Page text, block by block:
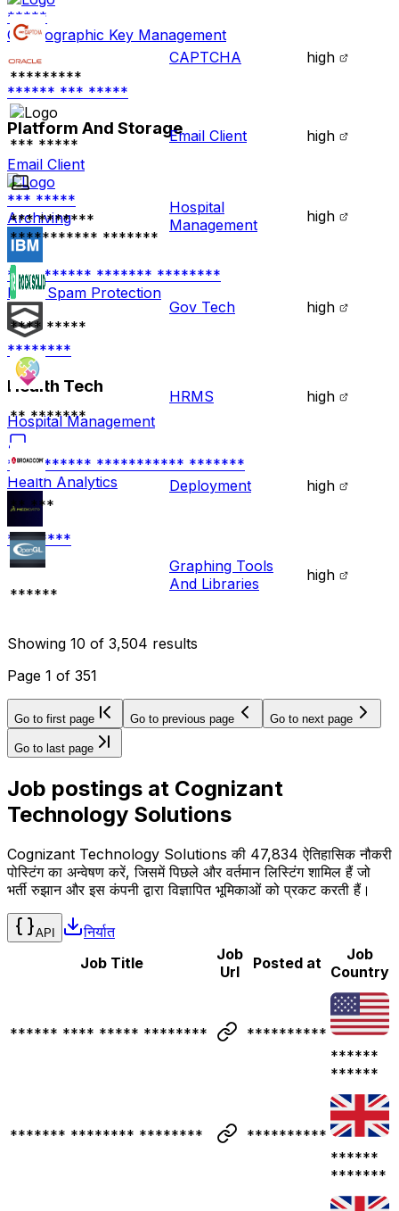
*****
Cryptographic Key Management
****** *** *****
Platform And Storage
Email Client
*** *****
Archiving
*** ******* ******* ********
Email Spam Protection
********
Health Tech
Hospital Management
*** ******* *********** *******
Health Analytics
********
*********
CAPTCHA high
*** ***** Email Client high
*** *******
*********** *******
Hospital
Management
high
**** *****
Gov Tech high
** *******
HRMS high
** ***
Deployment high
******
Graphing Tools
And Libraries
high
Showing 10 of 3,504 results
Page 1 of 351
Go to first page Go to previous page Go to next page
Go to last page
Job postings at Cognizant
Technology Solutions
Cognizant Technology Solutions की 47,834 ऐतिहासिक नौकरी
पोस्टिंग का अन्वेषण करें, जिसमें पिछले और वर्तमान लिस्टिंग शामिल हैं जो
भर्ती रुझान और इस कंपनी द्वारा विज्ञापित भूमिकाओं को प्रकट करती हैं।
API
निर्यात
Job Title
Job
Url
Posted at
Job
Country
****** **** ***** ********
**********
******
******
******* ******** ********
**********
******
*******